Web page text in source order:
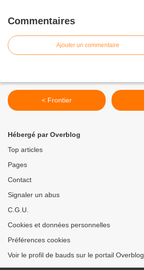
Commentaires
Ajouter un commentaire
< Frontier
Hébergé par Overblog
Top articles
Pages
Contact
Signaler un abus
C.G.U.
Cookies et données personnelles
Préférences cookies
Voir le profil de bauds sur le portail Overblog